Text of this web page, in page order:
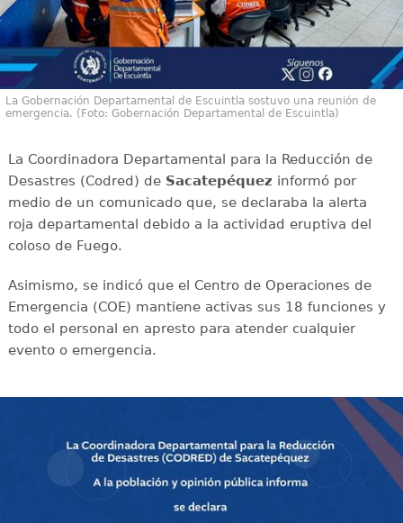
La Gobernación Departamental de Escuintla sostuvo una reunión de
emergencia. (Foto: Gobernación Departamental de Escuintla)
La Coordinadora Departamental para la Reducción de
Desastres (Codred) de Sacatepéquez informó por
medio de un comunicado que, se declaraba la alerta
roja departamental debido a la actividad eruptiva del
coloso de Fuego.
Asimismo, se indicó que el Centro de Operaciones de
Emergencia (COE) mantiene activas sus 18 funciones y
todo el personal en apresto para atender cualquier
evento o emergencia.